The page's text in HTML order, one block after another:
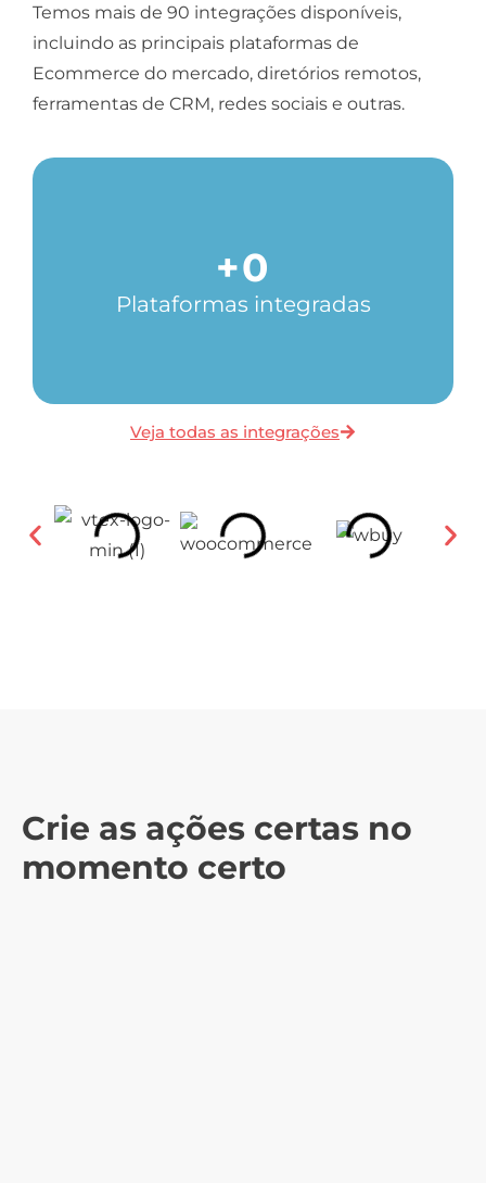
Temos mais de 90 integrações disponíveis,
incluindo as principais plataformas de
Ecommerce do mercado, diretórios remotos,
ferramentas de CRM, redes sociais e outras.
Plataformas integradas
+0
Veja todas as integrações
Crie as ações certas no
momento certo